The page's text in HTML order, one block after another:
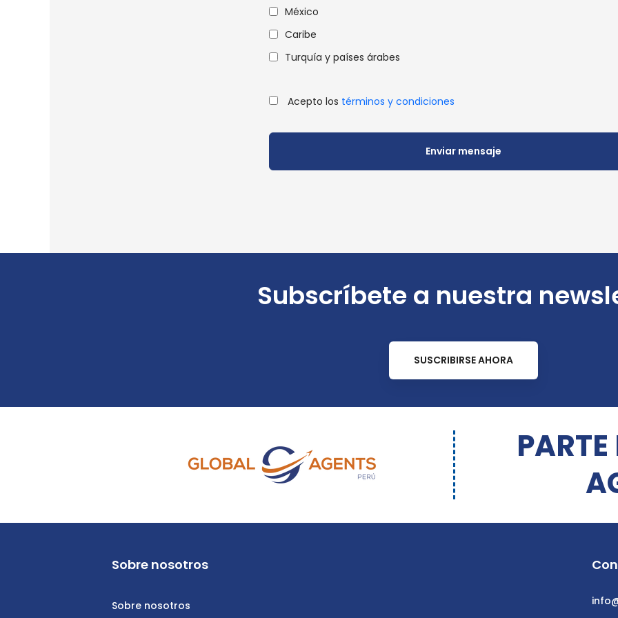
México
Caribe
Turquía y países árabes
Acepto los términos y condiciones
Enviar mensaje
Subscríbete a nuestra
SUSCRIBIRSE AHORA
Sobre nosotros
Sobre nosotros